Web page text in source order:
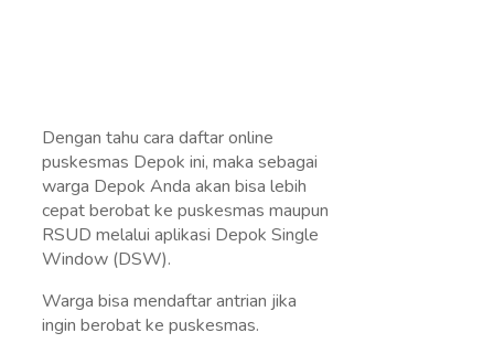
Dengan tahu cara daftar online
puskesmas Depok ini, maka sebagai
warga Depok Anda akan bisa lebih
cepat berobat ke puskesmas maupun
RSUD melalui aplikasi Depok Single
Window (DSW).
Warga bisa mendaftar antrian jika
ingin berobat ke puskesmas.